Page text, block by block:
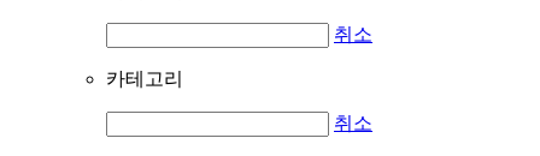
취소
카테고리
취소